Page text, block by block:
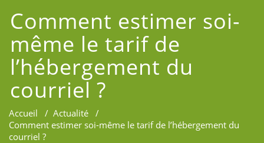
Comment estimer soi-
même le tarif de
l’hébergement du
courriel ?
Accueil / Actualité /
Comment estimer soi-même le tarif de l’hébergement du
courriel ?